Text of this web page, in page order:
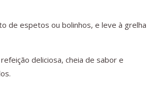
de espetos ou bolinhos, e leve à grelha
deliciosa, cheia de sabor e